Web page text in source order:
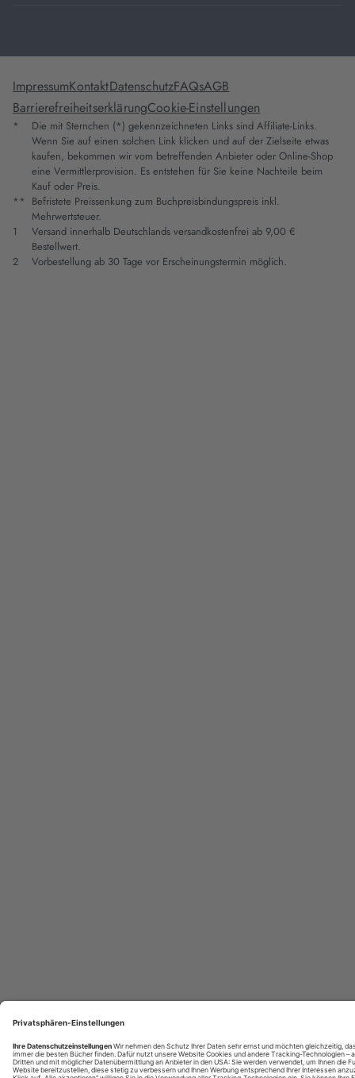
ImpressumKontaktDatenschutzFAQsAGB
BarrierefreiheitserklärungCookie-Einstellungen
*
Die mit Sternchen (*) gekennzeichneten Links sind Affiliate-Links.
Wenn Sie auf einen solchen Link klicken und auf der Zielseite etwas
kaufen, bekommen wir vom betreffenden Anbieter oder Online-Shop
eine Vermittlerprovision. Es entstehen für Sie keine Nachteile beim
Kauf oder Preis.
** Befristete Preissenkung zum Buchpreisbindungspreis inkl.
Mehrwertsteuer.
1
Versand innerhalb Deutschlands versandkostenfrei ab 9,00 €
Bestellwert.
2
Vorbestellung ab 30 Tage vor Erscheinungstermin möglich.